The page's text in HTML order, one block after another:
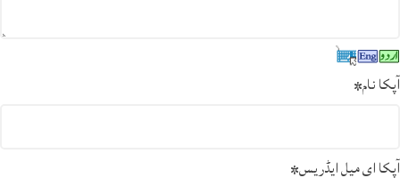
آپکا نام*
آپکا ای میل ایڈریس*